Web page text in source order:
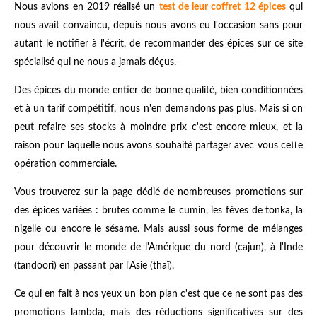
Nous avions en 2019 réalisé un test de leur coffret 12 épicesqui
nous avait convaincu, depuis nous avons eu l'occasion sans pour
autant le notifier à l'écrit, de recommander des épices sur ce site
spécialisé qui ne nous a jamais déçus.
Des épices du monde entier de bonne qualité, bien conditionnées
et à un tarif compétitif, nous n'en demandons pas plus. Mais si on
peut refaire ses stocks à moindre prix c'est encore mieux, et la
raison pour laquelle nous avons souhaité partager avec vous cette
opération commerciale.
Vous trouverez sur la page dédié de nombreuses promotions sur
des épices variées : brutes comme le cumin, les fèves de tonka, la
nigelle ou encore le sésame. Mais aussi sous forme de mélanges
pour découvrir le monde de l'Amérique du nord (cajun), à l'Inde
(tandoori) en passant par l'Asie (thaï).
Ce qui en fait à nos yeux un bon plan c'est que ce ne sont pas des
promotions lambda, mais des réductions significatives sur des